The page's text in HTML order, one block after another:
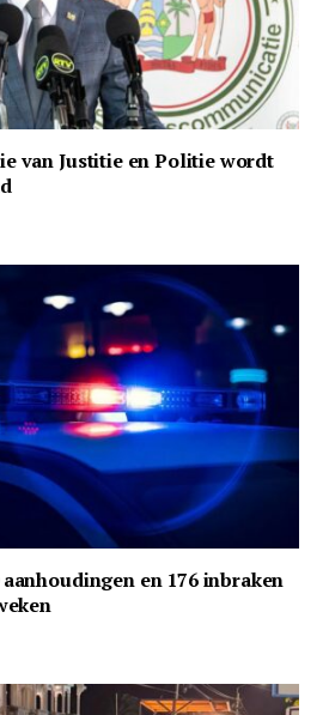
van Justitie en Politie wordt
en 176 inbraken